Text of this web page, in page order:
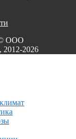
ООО
2012-2026